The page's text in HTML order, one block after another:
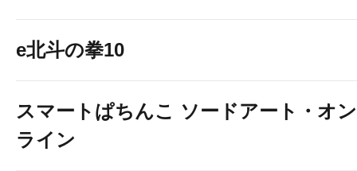
e北斗の拳10
スマートぱちんこ ソードアート・オン
ライン